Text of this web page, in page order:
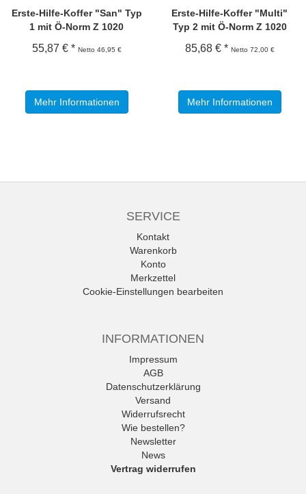
Erste-Hilfe-Koffer "San" Typ
1 mit Ö-Norm Z 1020
55,87 € * Netto 46,95 €
Mehr Informationen
Erste-Hilfe-Koffer "Multi"
Typ 2 mit Ö-Norm Z 1020
85,68 € * Netto 72,00 €
Mehr Informationen
SERVICE
Kontakt
Warenkorb
Konto
Merkzettel
Cookie-Einstellungen bearbeiten
INFORMATIONEN
Impressum
AGB
Datenschutzerklärung
Versand
Widerrufsrecht
Wie bestellen?
Newsletter
News
Vertrag widerrufen